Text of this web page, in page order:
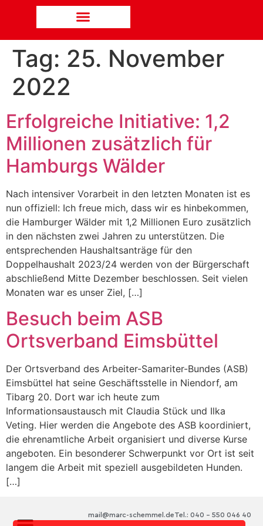
Tag: 25. November
2022
Erfolgreiche Initiative: 1,2
Millionen zusätzlich für
Hamburgs Wälder
Nach intensiver Vorarbeit in den letzten Monaten ist es
nun offiziell: Ich freue mich, dass wir es hinbekommen,
die Hamburger Wälder mit 1,2 Millionen Euro zusätzlich
in den nächsten zwei Jahren zu unterstützen. Die
entsprechenden Haushaltsanträge für den
Doppelhaushalt 2023/24 werden von der Bürgerschaft
abschließend Mitte Dezember beschlossen. Seit vielen
Monaten war es unser Ziel, […]
Besuch beim ASB
Ortsverband Eimsbüttel
Der Ortsverband des Arbeiter-Samariter-Bundes (ASB)
Eimsbüttel hat seine Geschäftsstelle in Niendorf, am
Tibarg 20. Dort war ich heute zum
Informationsaustausch mit Claudia Stück und Ilka
Veting. Hier werden die Angebote des ASB koordiniert,
die ehrenamtliche Arbeit organisiert und diverse Kurse
angeboten. Ein besonderer Schwerpunkt vor Ort ist seit
langem die Arbeit mit speziell ausgebildeten Hunden.
[…]
Tel.: 040 – 550 046 40
mail@marc-schemmel.de